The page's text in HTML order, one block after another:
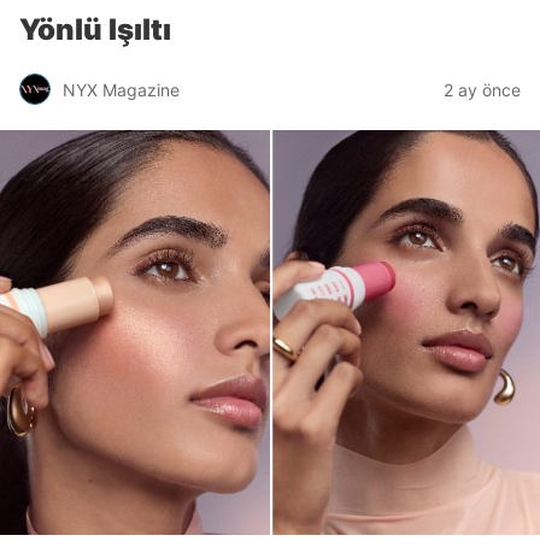
Yönlü Işıltı
NYX Magazine 2 ay önce